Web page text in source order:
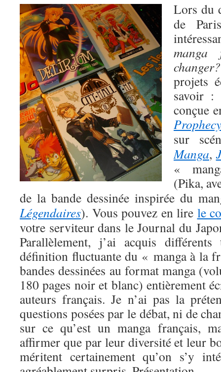
Lors du
de
manga
changer?
projets
savoir :
conçue
Prophecy
sur
Manga,
«
(Pika,
de la bande dessinée inspirée du
Légendaires). Vous pouvez en lire le
votre serviteur dans le Journal du
Parallèlement, j’ai acquis
définition fluctuante du « manga à la
bandes dessinées au format manga
180 pages noir et blanc) entièrement
auteurs français. Je n’ai pas la
questions posées par le débat, ni de
sur ce qu’est un manga français,
affirmer que par leur diversité et leur
méritent certainement qu’on s’y